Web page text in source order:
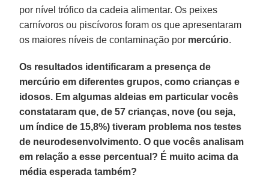
por nível trófico da cadeia alimentar. Os peixes
carnívoros ou piscívoros foram os que apresentaram
os maiores níveis de contaminação por mercúrio.
Os resultados identificaram a presença de
mercúrio em diferentes grupos, como crianças e
idosos. Em algumas aldeias em particular vocês
constataram que, de 57 crianças, nove (ou seja,
um índice de 15,8%) tiveram problema nos testes
de neurodesenvolvimento. O que vocês analisam
em relação a esse percentual? É muito acima da
média esperada também?